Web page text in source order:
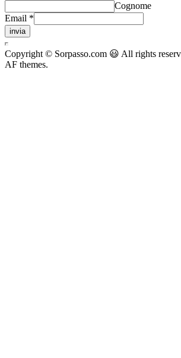
Cognome
Email *
invia
Copyright © Sorpasso.com 😃 All rights
AF themes.